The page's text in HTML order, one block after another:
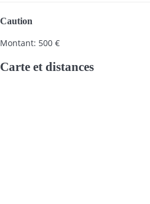
Caution
Montant: 500 €
Carte et distances